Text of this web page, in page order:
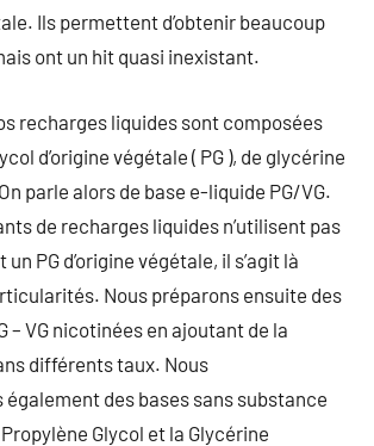
Ils permettent d’obtenir beaucoup
ont un hit quasi inexistant.
recharges liquides sont composées
d’origine végétale ( PG ), de glycérine
parle alors de base e-liquide PG/VG.
de recharges liquides n’utilisent pas
PG d’origine végétale, il s’agit là
Nous préparons ensuite des
– VG nicotinées en ajoutant de la
différents taux. Nous
des bases sans substance
Glycol et la Glycérine